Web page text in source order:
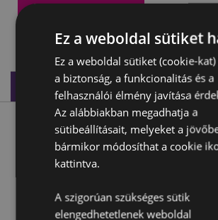
Az árak megtekintése
444 db készleten
Termékleírás
Termékleírás
Francia Kártya Pakli, 54 lapos - Állatvilág
Lapok Száma a Pakliban: 52 + 2 Joker
Ez a weboldal sütiket
Ez a weboldal sütiket (cookie-
a biztonság, a funkcionalitás és a
felhasználói élmény javítása
Az alábbiakban megadhatja a
sütibeállításait, melyeket a
bármikor módosíthat a cookie
kattintva.
A szigorúan szükséges sütik
elengedhetetlenek weboldal